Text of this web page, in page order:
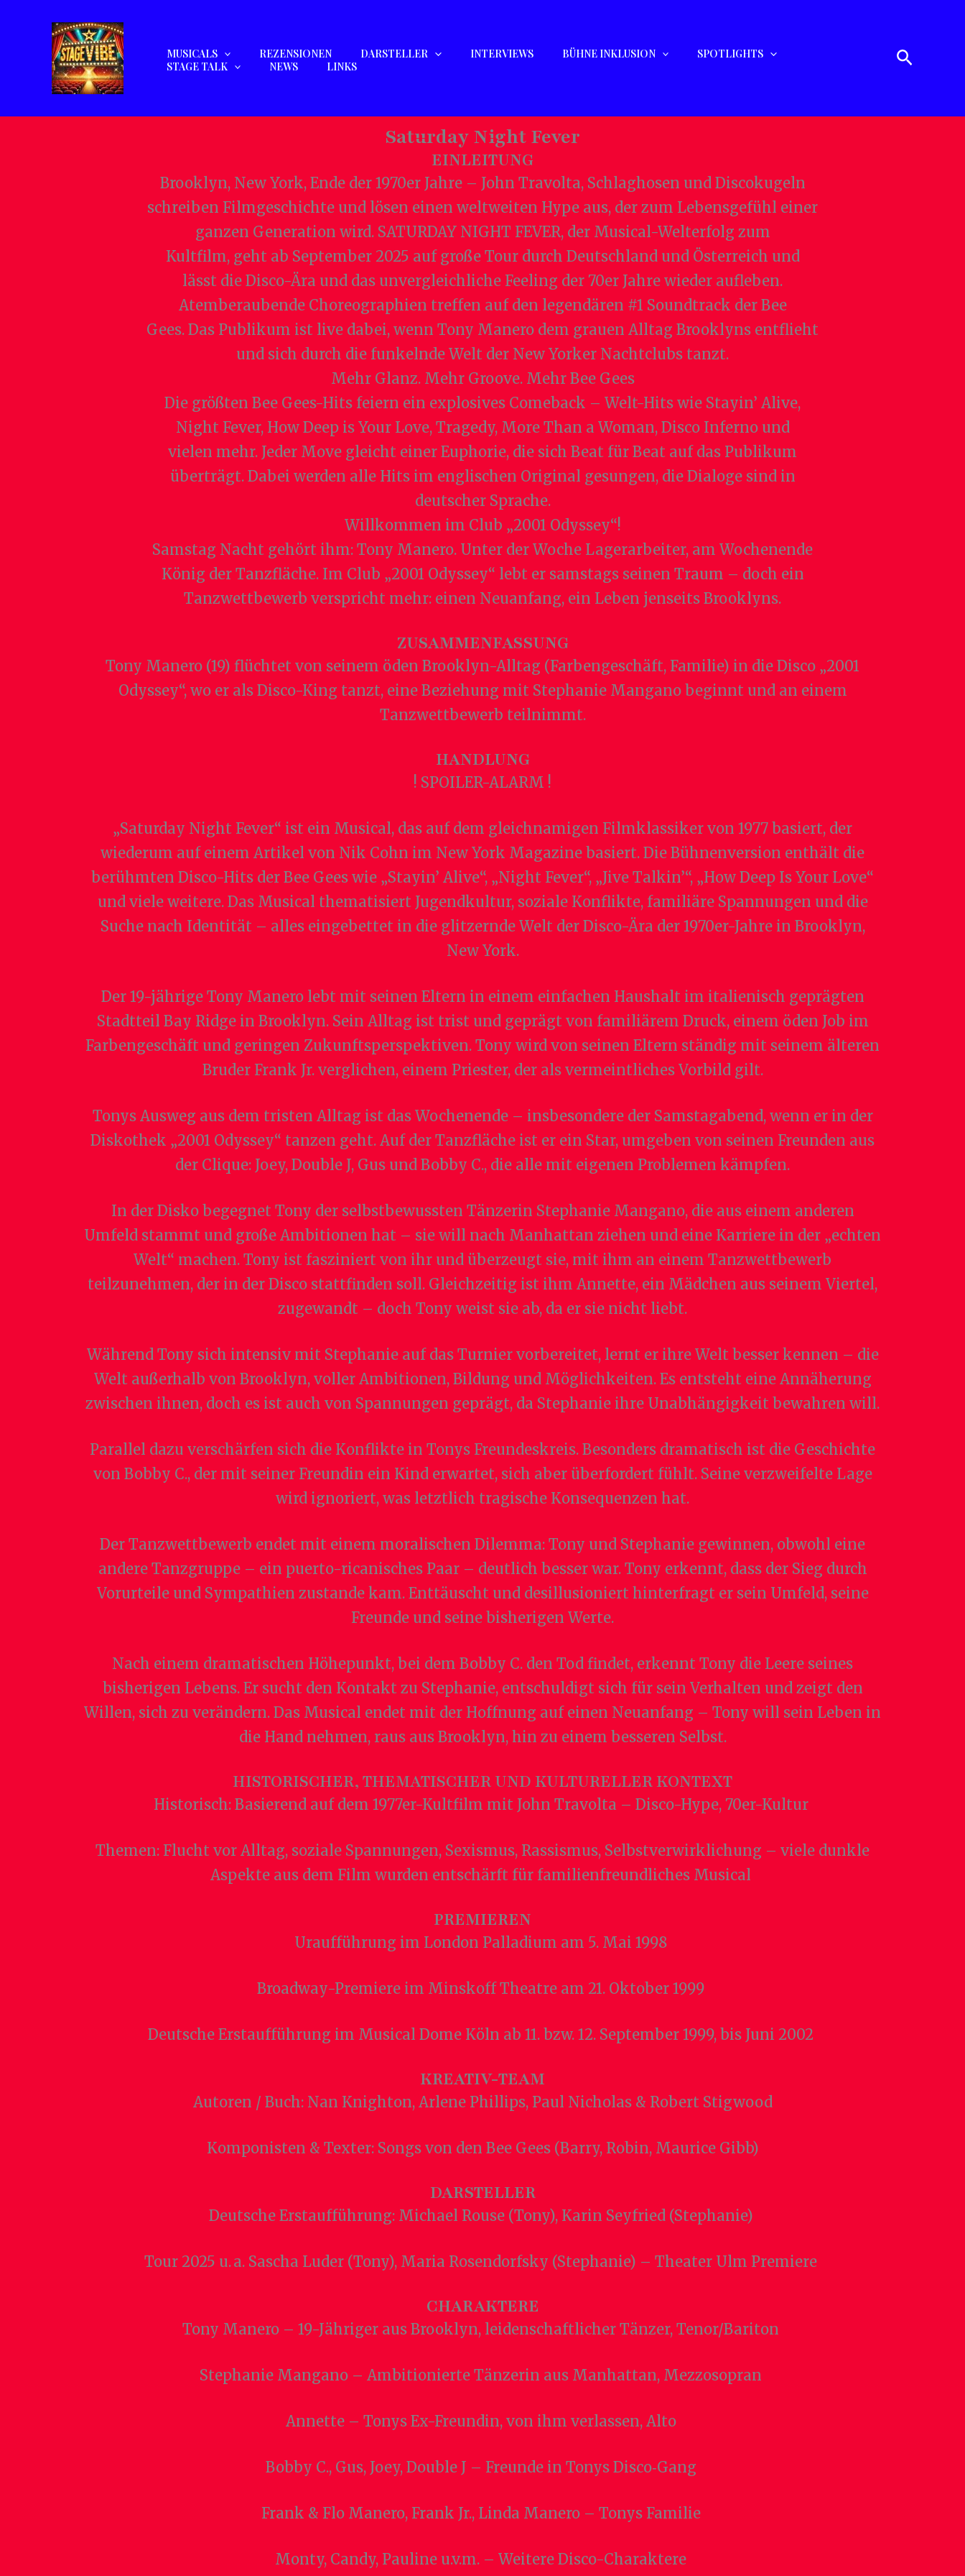
MUSICALS REZENSIONEN DARSTELLER INTERVIEWS BÜHNE INKLUSION
SPOTLIGHTS
STAGE TALK
NEWS LINKS Suchen
Saturday Night Fever
EINLEITUNG
Brooklyn, New York, Ende der 1970er Jahre – John Travolta, Schlaghosen und Discokugeln
schreiben Filmgeschichte und lösen einen weltweiten Hype aus, der zum Lebensgefühl einer
ganzen Generation wird. SATURDAY NIGHT FEVER, der Musical-Welterfolg zum
Kultfilm, geht ab September 2025 auf große Tour durch Deutschland und Österreich und
lässt die Disco-Ära und das unvergleichliche Feeling der 70er Jahre wieder aufleben.
Atemberaubende Choreographien treffen auf den legendären #1 Soundtrack der Bee
Gees. Das Publikum ist live dabei, wenn Tony Manero dem grauen Alltag Brooklyns entflieht
und sich durch die funkelnde Welt der New Yorker Nachtclubs tanzt.
Mehr Glanz. Mehr Groove. Mehr Bee Gees
Die größten Bee Gees-Hits feiern ein explosives Comeback – Welt-Hits wie Stayin’ Alive,
Night Fever, How Deep is Your Love, Tragedy, More Than a Woman, Disco Inferno und
vielen mehr. Jeder Move gleicht einer Euphorie, die sich Beat für Beat auf das Publikum
überträgt. Dabei werden alle Hits im englischen Original gesungen, die Dialoge sind in
deutscher Sprache.
Willkommen im Club „2001 Odyssey“!
Samstag Nacht gehört ihm: Tony Manero. Unter der Woche Lagerarbeiter, am Wochenende
König der Tanzfläche. Im Club „2001 Odyssey“ lebt er samstags seinen Traum – doch ein
Tanzwettbewerb verspricht mehr: einen Neuanfang, ein Leben jenseits Brooklyns.
ZUSAMMENFASSUNG
Tony Manero (19) flüchtet von seinem öden Brooklyn-Alltag (Farbengeschäft, Familie) in die Disco „2001
Odyssey“, wo er als Disco-King tanzt, eine Beziehung mit Stephanie Mangano beginnt und an einem
Tanzwettbewerb teilnimmt.
HANDLUNG
! SPOILER-ALARM !
„Saturday Night Fever“ ist ein Musical, das auf dem gleichnamigen Filmklassiker von 1977 basiert, der
wiederum auf einem Artikel von Nik Cohn im New York Magazine basiert. Die Bühnenversion enthält die
berühmten Disco-Hits der Bee Gees wie „Stayin’ Alive“, „Night Fever“, „Jive Talkin’“, „How Deep Is Your Love“
und viele weitere. Das Musical thematisiert Jugendkultur, soziale Konflikte, familiäre Spannungen und die
Suche nach Identität – alles eingebettet in die glitzernde Welt der Disco-Ära der 1970er-Jahre in Brooklyn,
New York.
Der 19-jährige Tony Manero lebt mit seinen Eltern in einem einfachen Haushalt im italienisch geprägten
Stadtteil Bay Ridge in Brooklyn. Sein Alltag ist trist und geprägt von familiärem Druck, einem öden Job im
Farbengeschäft und geringen Zukunftsperspektiven. Tony wird von seinen Eltern ständig mit seinem älteren
Bruder Frank Jr. verglichen, einem Priester, der als vermeintliches Vorbild gilt.
Tonys Ausweg aus dem tristen Alltag ist das Wochenende – insbesondere der Samstagabend, wenn er in der
Diskothek „2001 Odyssey“ tanzen geht. Auf der Tanzfläche ist er ein Star, umgeben von seinen Freunden aus
der Clique: Joey, Double J, Gus und Bobby C., die alle mit eigenen Problemen kämpfen.
In der Disko begegnet Tony der selbstbewussten Tänzerin Stephanie Mangano, die aus einem anderen
Umfeld stammt und große Ambitionen hat – sie will nach Manhattan ziehen und eine Karriere in der „echten
Welt“ machen. Tony ist fasziniert von ihr und überzeugt sie, mit ihm an einem Tanzwettbewerb
teilzunehmen, der in der Disco stattfinden soll. Gleichzeitig ist ihm Annette, ein Mädchen aus seinem Viertel,
zugewandt – doch Tony weist sie ab, da er sie nicht liebt.
Während Tony sich intensiv mit Stephanie auf das Turnier vorbereitet, lernt er ihre Welt besser kennen – die
Welt außerhalb von Brooklyn, voller Ambitionen, Bildung und Möglichkeiten. Es entsteht eine Annäherung
zwischen ihnen, doch es ist auch von Spannungen geprägt, da Stephanie ihre Unabhängigkeit bewahren will.
Parallel dazu verschärfen sich die Konflikte in Tonys Freundeskreis. Besonders dramatisch ist die Geschichte
von Bobby C., der mit seiner Freundin ein Kind erwartet, sich aber überfordert fühlt. Seine verzweifelte Lage
wird ignoriert, was letztlich tragische Konsequenzen hat.
Der Tanzwettbewerb endet mit einem moralischen Dilemma: Tony und Stephanie gewinnen, obwohl eine
andere Tanzgruppe – ein puerto-ricanisches Paar – deutlich besser war. Tony erkennt, dass der Sieg durch
Vorurteile und Sympathien zustande kam. Enttäuscht und desillusioniert hinterfragt er sein Umfeld, seine
Freunde und seine bisherigen Werte.
Nach einem dramatischen Höhepunkt, bei dem Bobby C. den Tod findet, erkennt Tony die Leere seines
bisherigen Lebens. Er sucht den Kontakt zu Stephanie, entschuldigt sich für sein Verhalten und zeigt den
Willen, sich zu verändern. Das Musical endet mit der Hoffnung auf einen Neuanfang – Tony will sein Leben in
die Hand nehmen, raus aus Brooklyn, hin zu einem besseren Selbst.
HISTORISCHER, THEMATISCHER UND KULTURELLER KONTEXT
Historisch: Basierend auf dem 1977er-Kultfilm mit John Travolta – Disco-Hype, 70er-Kultur
Themen: Flucht vor Alltag, soziale Spannungen, Sexismus, Rassismus, Selbstverwirklichung – viele dunkle
Aspekte aus dem Film wurden entschärft für familienfreundliches Musical
PREMIEREN
Uraufführung im London Palladium am 5. Mai 1998
Broadway-Premiere im Minskoff Theatre am 21. Oktober 1999
Deutsche Erstaufführung im Musical Dome Köln ab 11. bzw. 12. September 1999, bis Juni 2002
KREATIV-TEAM
Autoren / Buch: Nan Knighton, Arlene Phillips, Paul Nicholas & Robert Stigwood
Komponisten & Texter: Songs von den Bee Gees (Barry, Robin, Maurice Gibb)
DARSTELLER
Deutsche Erstaufführung: Michael Rouse (Tony), Karin Seyfried (Stephanie)
Tour 2025 u. a. Sascha Luder (Tony), Maria Rosendorfsky (Stephanie) – Theater Ulm Premiere
CHARAKTERE
Tony Manero – 19-Jähriger aus Brooklyn, leidenschaftlicher Tänzer, Tenor/Bariton
Stephanie Mangano – Ambitionierte Tänzerin aus Manhattan, Mezzosopran
Annette – Tonys Ex-Freundin, von ihm verlassen, Alto
Bobby C., Gus, Joey, Double J – Freunde in Tonys Disco‑Gang
Frank & Flo Manero, Frank Jr., Linda Manero – Tonys Familie
Monty, Candy, Pauline u.v.m. – Weitere Disco-Charaktere